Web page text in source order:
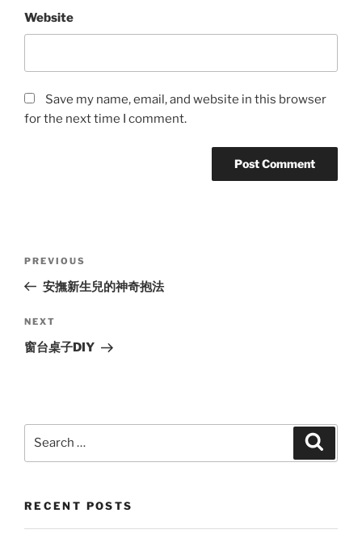
Website
Save my name, email, and website in this browser
for the next time I comment.
Previous
Post
PREVIOUS
安撫新生兒的神奇抱法
Next
Post
NEXT
窗台桌子DIY
RECENT POSTS